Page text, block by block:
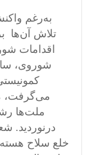
به‌رغم
تلاش آن‌ها
اقدامات
شوروی،
می‌گرفت،
ملت‌ها
درنوردید.
خلع سلاح